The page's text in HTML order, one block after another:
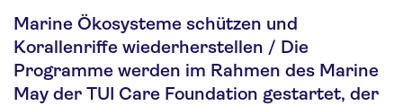
Marine Ökosysteme schützen und
Korallenriffe wiederherstellen / Die
Programme werden im Rahmen des Marine
May der TUI Care Foundation gestartet, der